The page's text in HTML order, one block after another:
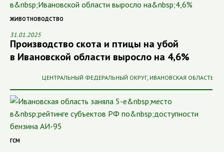
ЖИВОТНОВОДСТВО
31.01.2025
Производство скота и птицы на убой
в Ивановской области выросло на 4,6%
ЦЕНТРАЛЬНЫЙ ФЕДЕРАЛЬНЫЙ ОКРУГ, ИВАНОВСКАЯ ОБЛАСТЬ
ГСМ